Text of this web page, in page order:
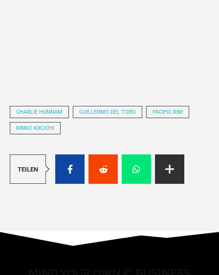
CHARLIE HUNNAM GUILLERMO DEL TORO PACIFIC RIM
RINKO KIKUCHI
TEILEN